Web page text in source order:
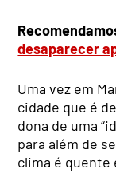
desaparecer
Uma vez em
cidade que é
dona de uma
para além de
clima é quente